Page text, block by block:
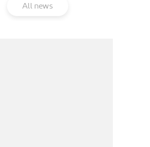
All news